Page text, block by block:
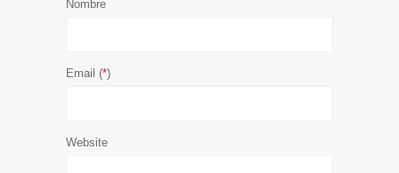
Nombre
Email (*)
Website